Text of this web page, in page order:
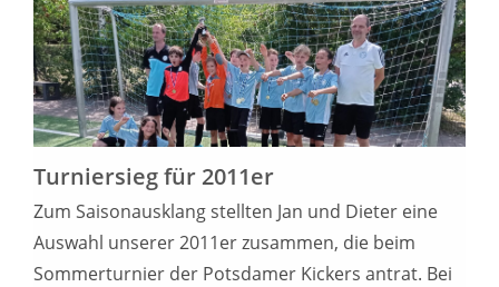
20. JUNI 2022
Turniersieg für 2011er
Zum Saisonausklang stellten Jan und Dieter eine
Auswahl unserer 2011er zusammen, die beim
Sommerturnier der Potsdamer Kickers antrat. Bei